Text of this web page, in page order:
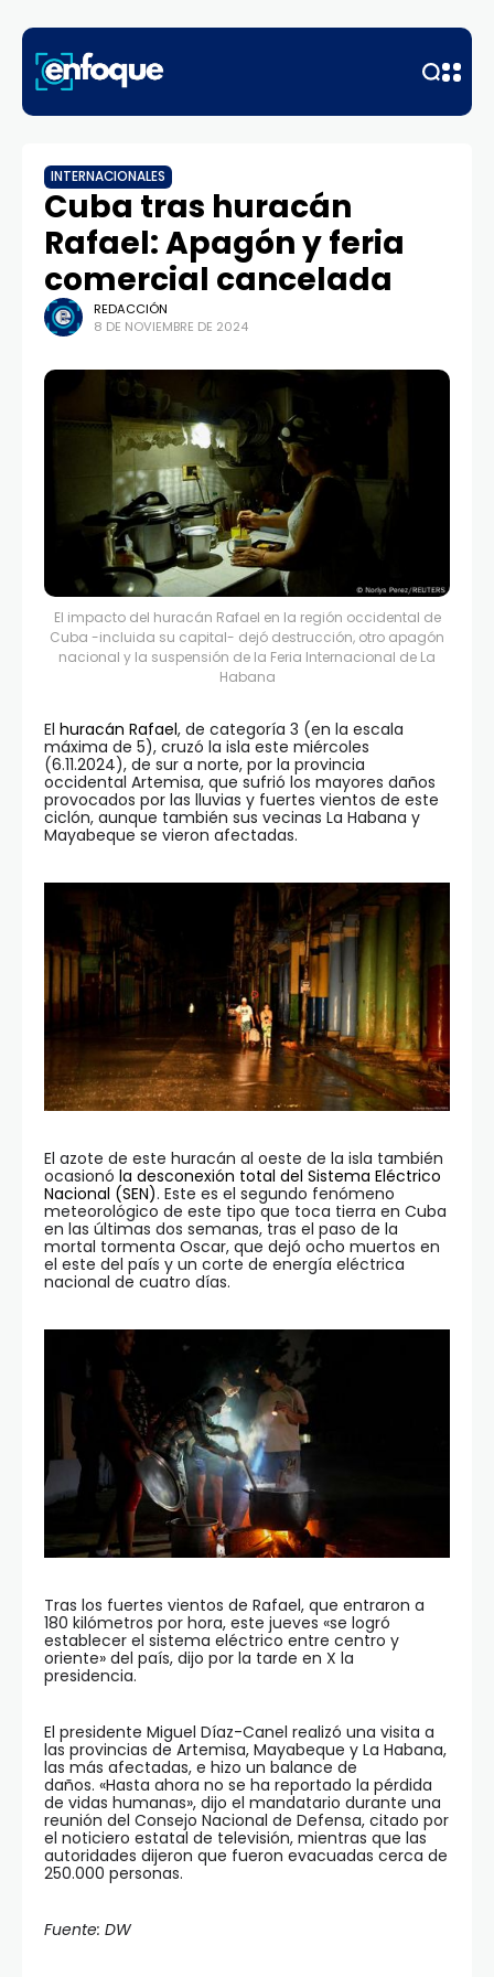
INTERNACIONALES
Cuba tras huracán
Rafael: Apagón y feria
comercial cancelada
REDACCIÓN
8 DE NOVIEMBRE DE 2024
El impacto del huracán Rafael en la región occidental de
Cuba -incluida su capital- dejó destrucción, otro apagón
nacional y la suspensión de la Feria Internacional de La
Habana
El huracán Rafael, de categoría 3 (en la escala
máxima de 5), cruzó la isla este miércoles
(6.11.2024), de sur a norte, por la provincia
occidental Artemisa, que sufrió los mayores daños
provocados por las lluvias y fuertes vientos de este
ciclón, aunque también sus vecinas La Habana y
Mayabeque se vieron afectadas.
El azote de este huracán al oeste de la isla también
ocasionó la desconexión total del Sistema Eléctrico
Nacional (SEN). Este es el segundo fenómeno
meteorológico de este tipo que toca tierra en Cuba
en las últimas dos semanas, tras el paso de la
mortal tormenta Oscar, que dejó ocho muertos en
el este del país y un corte de energía eléctrica
nacional de cuatro días.
Tras los fuertes vientos de Rafael, que entraron a
180 kilómetros por hora, este jueves «se logró
establecer el sistema eléctrico entre centro y
oriente» del país, dijo por la tarde en X la
presidencia.
El presidente Miguel Díaz-Canel realizó una visita a
las provincias de Artemisa, Mayabeque y La Habana,
las más afectadas, e hizo un balance de
daños. «Hasta ahora no se ha reportado la pérdida
de vidas humanas», dijo el mandatario durante una
reunión del Consejo Nacional de Defensa, citado por
el noticiero estatal de televisión, mientras que las
autoridades dijeron que fueron evacuadas cerca de
250.000 personas.
Fuente: DW